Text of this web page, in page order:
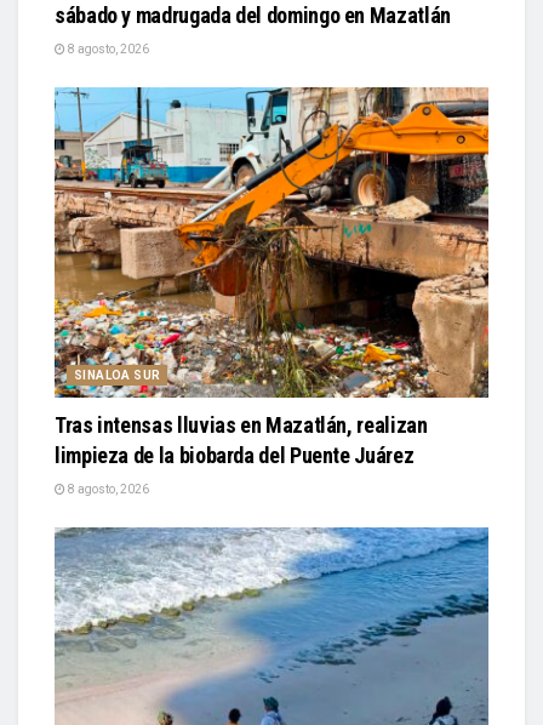
sábado y madrugada del domingo en Mazatlán
8 agosto, 2026
SINALOA SUR
Tras intensas lluvias en Mazatlán, realizan
limpieza de la biobarda del Puente Juárez
8 agosto, 2026